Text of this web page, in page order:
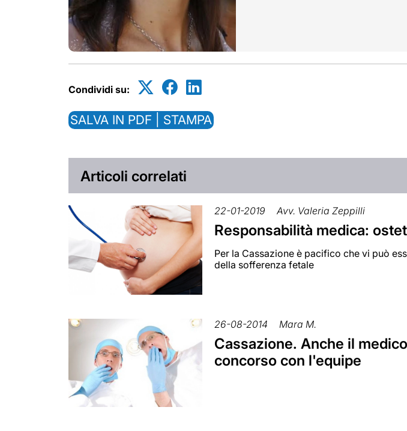
Condividi su:
SALVA IN PDF | STAMPA
Articoli correlati
22-01-2019 Avv. Valeria Zeppilli
Responsabilità medica:
Per la Cassazione è pacifico che vi può
della sofferenza fetale
26-08-2014 Mara M.
Cassazione. Anche il
concorso con l'equipe